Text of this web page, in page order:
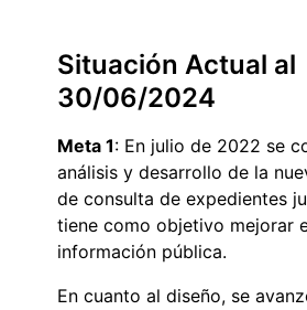
Situación Actual al
30/06/2024
Meta 1: En julio de 2022 se
análisis y desarrollo de la
de consulta de expedientes
tiene como objetivo mejorar
información pública.
En cuanto al diseño, se